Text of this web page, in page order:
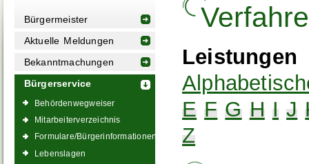
Bürgermeister
Aktuelle Meldungen
Bekanntmachungen
Bürgerservice
Behördenwegweiser
Mitarbeiterverzeichnis
Formulare/Bürgerinformationen
Lebenslagen
Leistungen
E F G H I J
Z